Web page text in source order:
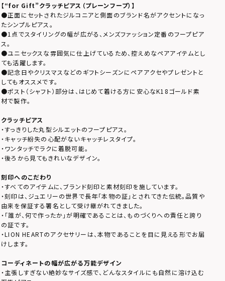
【“for Gift”クラッチピアス（プレーンフープ）】
●正面にセットされたジルコニアと側面のブランド名がアクセントになっ
たシンプルピアス。
●1点でスタイリングの幅が広がる、メンズファッション定番のフープピア
ス。
●ユニセックスな雰囲気に仕上げているため、控えめなペアアイテムとし
ても活躍します。
●記念日やクリスマスなどのギフトシーズンにペアアクセやプレゼントと
してもオススメです。
●ポスト（シャフト）部分は、はじめて着ける方に安心なK18ゴールド素
材で製作。
クラッチピアス
・すっきりした丸型シルエットのフープピアス。
・キャッチ紛失の心配がないキャッチレスタイプ。
・ワンタッチでラクに着脱可能。
・後ろから見てもきれいなデザイン。
刻印へのこだわり
・すべてのアイテムに、ブランド刻印と素材刻印を施しています。
・刻印は、ジュエリーの世界で長年「本物の証」とされてきた伝統。品質や
由来を保証する署名として受け継がれてきました。
・「誰が、何で作ったか」が明確であることは、ものづくりへの責任と誇り
の証です。
・LION HEARTのアクセサリーは、本物であることを目に見える形でお届
けします。
コーディネートの幅が広がる万能デザイン
・主張しすぎない絶妙なサイズ感で、どんなスタイルにも自然に溶け込む